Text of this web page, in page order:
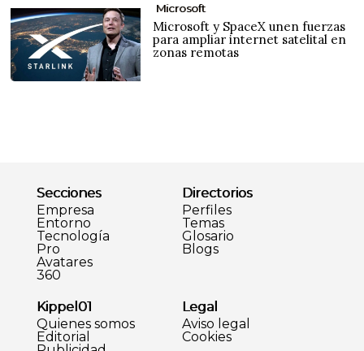
Microsoft
Microsoft y SpaceX unen fuerzas
para ampliar internet satelital en
zonas remotas
Secciones
Empresa
Entorno
Tecnología
Pro
Avatares
360
Directorios
Perfiles
Temas
Glosario
Blogs
Kippel01
Quienes somos
Editorial
Legal
Aviso legal
Cookies